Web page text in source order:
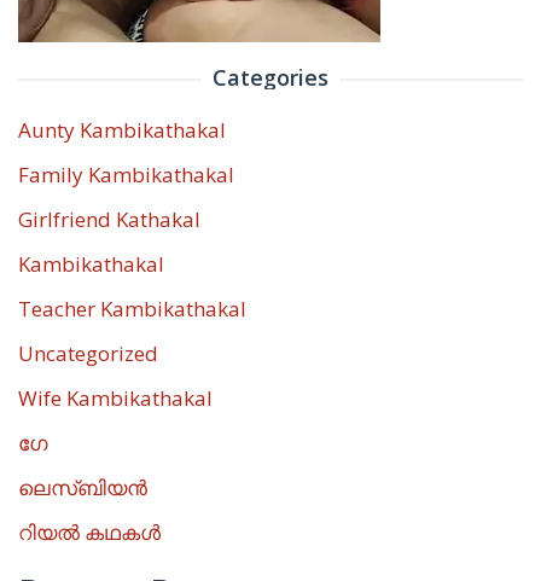
Categories
Aunty Kambikathakal
Family Kambikathakal
Girlfriend Kathakal
Kambikathakal
Teacher Kambikathakal
Uncategorized
Wife Kambikathakal
ഗേ
ലെസ്ബിയൻ
റിയൽ കഥകൾ